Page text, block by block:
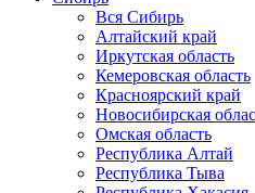
Вся Сибирь
Алтайский край
Иркутская область
Кемеровская область
Красноярский край
Новосибирская
Омская область
Республика Алтай
Республика Тыва